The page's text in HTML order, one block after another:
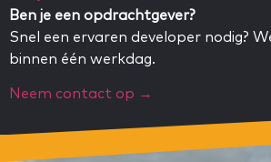
Ben je een opdrachtgever?
Snel een ervaren developer nodig?
binnen één werkdag.
Neem contact op →